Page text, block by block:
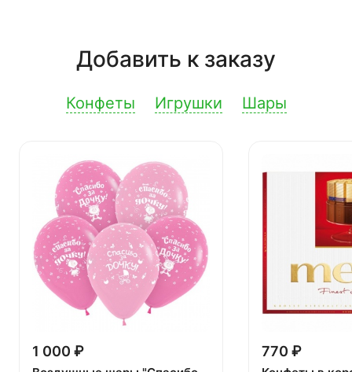
Добавить к заказу
Конфеты Игрушки Шары
1 000 ₽ 770 ₽